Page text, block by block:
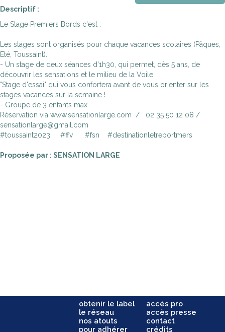
Descriptif :
Le Stage Premiers Bords c'est :
Les stages sont organisés pour chaque vacances scolaires (Pâques,
Eté, Toussaint).
- Un stage de deux séances d'1h30, qui permet, dès 5 ans, de
découvrir les sensations et le milieu de la Voile.
"Stage d'essai" qui vous confortera avant de vous orienter sur les
stages vacances sur la semaine !
- Groupe de 3 enfants max
Réservation via www.sensationlarge.com / 02 35 50 12 08 /
sensationlarge@gmail.com
#toussaint2023 #ffv #fsn #destinationletreportmers
Proposée par : SENSATION LARGE
obtenir le label
le réseau
nos atouts
pour adhérer
accès pro
accès presse
contact
crédits